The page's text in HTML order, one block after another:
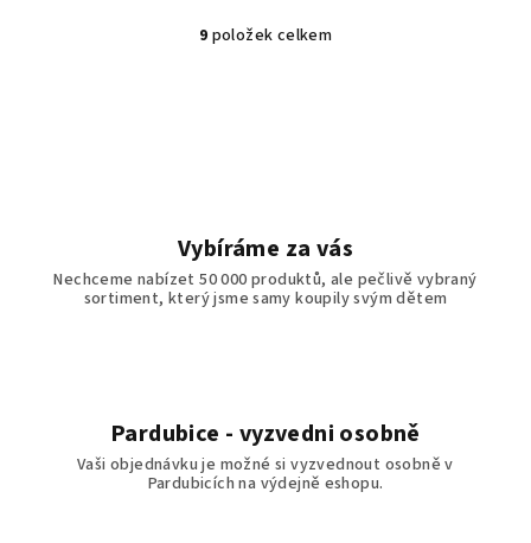
O
í
p
r
ý
p
i
9 položek celkem
Vybíráme za vás
Nechceme nabízet 50 000 produktů, ale pečlivě vybraný
sortiment, který jsme samy koupily svým dětem
Pardubice - vyzvedni osobně
Vaši objednávku je možné si vyzvednout osobně v
Pardubicích na výdejně eshopu.